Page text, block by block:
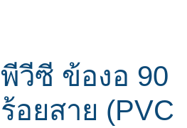
พีวีซี ข้องอ 90
ร้อยสาย (PVC